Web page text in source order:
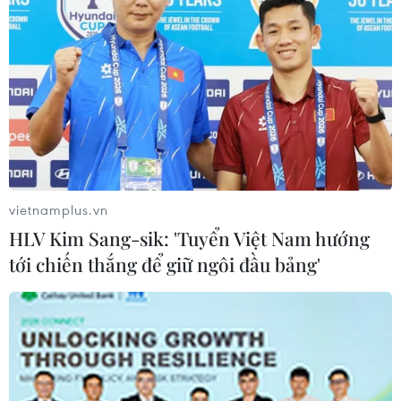
TIN LIÊN QUAN
vietnamplus.vn
HLV Kim Sang-sik: 'Tuyển Việt Nam hướng
tới chiến thắng để giữ ngôi đầu bảng'